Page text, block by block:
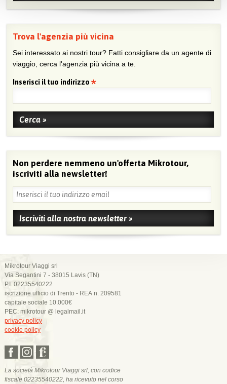
Trova l'agenzia più vicina
Sei interessato ai nostri tour? Fatti consigliare da un agente di
viaggio, cerca l'agenzia più vicina a te.
Inserisci il tuo indirizzo
Non perdere nemmeno un'offerta Mikrotour,
iscriviti alla newsletter!
Mikrotour Viaggi srl
Via Segantini 7 - 38015 Lavis (TN)
P.I. 02235540222
iscrizione ufficio di Trento - REA n. 209581
capitale sociale 10.000€
PEC: mikrotour @ legalmail.it
privacy policy
cookie policy
La società Mikrotour Viaggi srl, con codice
fiscale 02235540222, ha ricevuto nel corso